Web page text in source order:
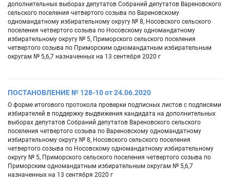
дополнительных выборах депутатов Собраний депутатов Вареновского
сельского поселения четвертого созыва по Вареновскому
одномандатному избирательному округу № 8, Носовского сельского
поселения четвертого созыва по Носовскому одномандатному
избирательному округу № 5, Приморского сельского поселения
четвертого созыва по Приморским одномандатным избирательным
округам № 5,6,7 назначенных на 13 сентября 2020 г
ПОСТАНОВЛЕНИЕ № 128-10 от 24.06.2020
О форме итогового протокола проверки подписных листов с подписями
избирателей в поддержку выдвижения кандидата на дополнительных
выборах депутатов Собраний депутатов Вареновского сельского
поселения четвертого созыва по Вареновскому одномандатному
избирательному округу № 8, Носовского сельского поселения
четвертого созыва по Носовскому одномандатному избирательному
округу № 5, Приморского сельского поселения четвертого созыва по
Приморским одномандатным избирательным округам № 5,6,7
назначенных на 13 сентября 2020 г